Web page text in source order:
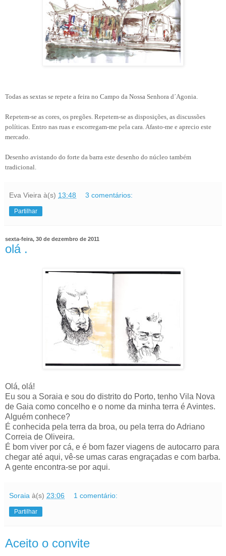
Todas as sextas se repete a feira no Campo da Nossa Senhora d´Agonia.
Repetem-se as cores, os pregões. Repetem-se as disposições, as discussões
políticas. Entro nas ruas e escorregam-me pela cara. Afasto-me e aprecio este
mercado.
Desenho avistando do forte da barra este desenho do núcleo também
tradicional.
Eva Vieira à(s) 13:48 3 comentários:
Partilhar
sexta-feira, 30 de dezembro de 2011
olá .
Olá, olá!
Eu sou a Soraia e sou do distrito do Porto, tenho Vila Nova
de Gaia como concelho e o nome da minha terra é Avintes.
Alguém conhece?
É conhecida pela terra da broa, ou pela terra do Adriano
Correia de Oliveira.
É bom viver por cá, e é bom fazer viagens de autocarro para
chegar até aqui, vê-se umas caras engraçadas e com barba.
A gente encontra-se por aqui.
Soraia à(s) 23:06 1 comentário:
Partilhar
Aceito o convite